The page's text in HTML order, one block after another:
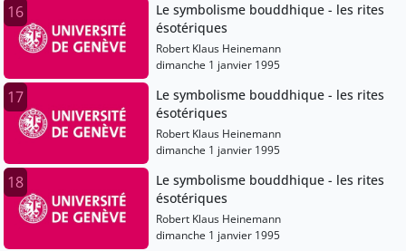
16
Le symbolisme bouddhique - les rites
ésotériques
Robert Klaus Heinemann
dimanche 1 janvier 1995
17
Le symbolisme bouddhique - les rites
ésotériques
Robert Klaus Heinemann
dimanche 1 janvier 1995
18
Le symbolisme bouddhique - les rites
ésotériques
Robert Klaus Heinemann
dimanche 1 janvier 1995